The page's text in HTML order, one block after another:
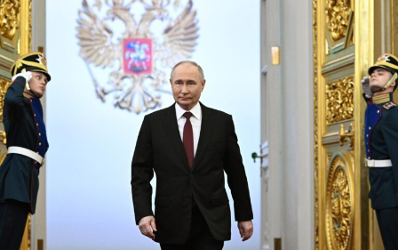
DON'T MISS
قتيل من الجيش اللبناني و7 جرحى في اشتباكات مع
مطلوبين على الحدود مع سوريا